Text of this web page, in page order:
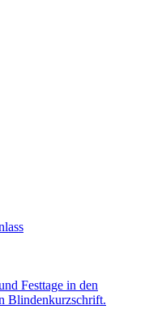
Festtage in den
Blindenkurzschrift.